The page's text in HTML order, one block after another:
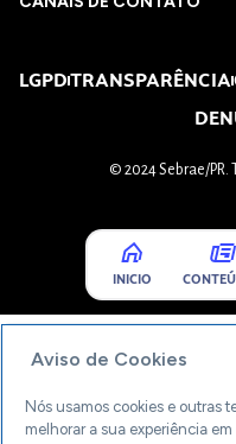
LGPDTRANSPARÊNCIA
© 2024 Sebrae/
INICIO
Aviso de Cookies
Nós usamos cookies e outras
melhorar a sua experiência